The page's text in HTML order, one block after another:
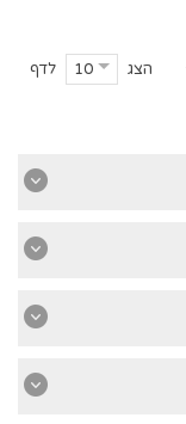
הצג 10 לדף